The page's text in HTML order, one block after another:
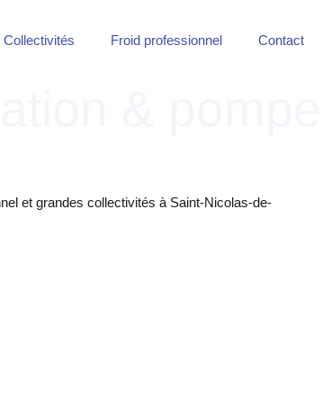
Collectivités Froid professionnel
Contact
et grandes collectivités à Saint-Nicolas-de-